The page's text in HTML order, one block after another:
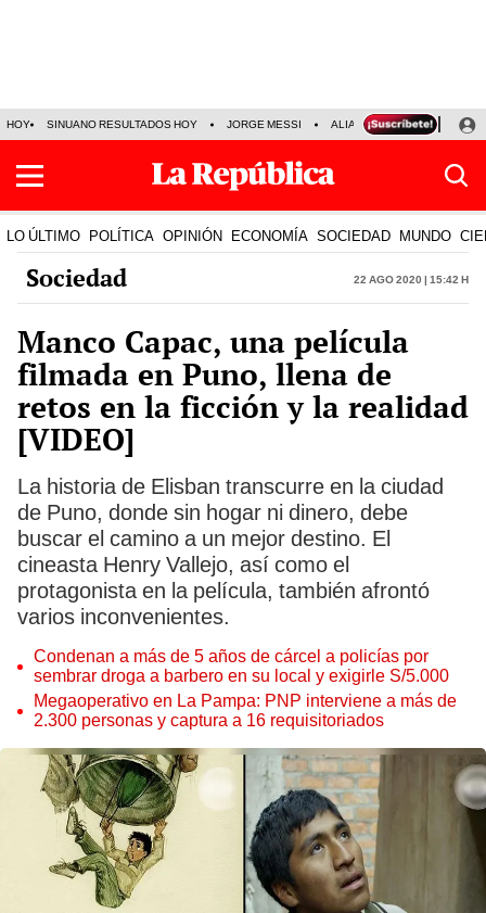
HOY SINUANO RESULTADOS HOY JORGE MESSI ALIANZA LIMA VS SPORT
LO ÚLTIMO POLÍTICA OPINIÓN ECONOMÍA SOCIEDAD MUNDO
Sociedad 22 Ago 2020 | 15:42 h
Manco Capac, una película
filmada en Puno, llena de
retos en la ficción y la realidad
[VIDEO]
La historia de Elisban transcurre en la ciudad
de Puno, donde sin hogar ni dinero, debe
buscar el camino a un mejor destino. El
cineasta Henry Vallejo, así como el
protagonista en la película, también afrontó
varios inconvenientes.
Condenan a más de 5 años de cárcel a policías por
sembrar droga a barbero en su local y exigirle S/5.000
Megaoperativo en La Pampa: PNP interviene a más de
2.300 personas y captura a 16 requisitoriados